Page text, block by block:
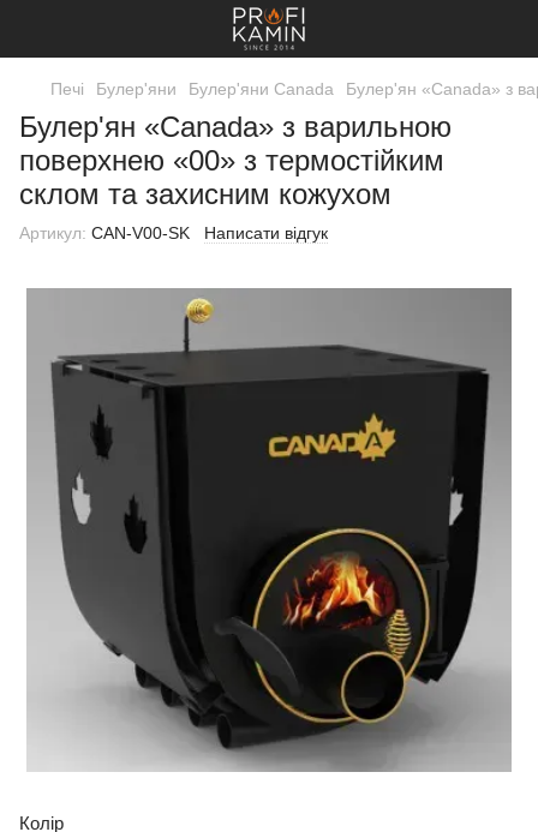
Печі Булер'яни Булер'яни Canada Булер'ян «Canada» з
Булер'ян «Canada» з варильною
поверхнею «00» з термостійким
склом та захисним кожухом
Артикул: CAN-V00-SK Написати відгук
Колір